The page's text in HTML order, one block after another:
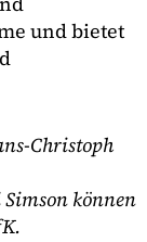
und bietet
Christoph
können